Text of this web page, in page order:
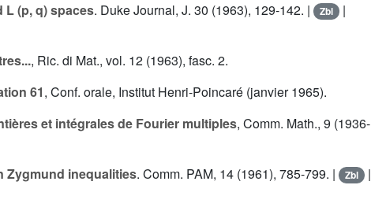
(p, q) spaces. Duke Journal, J. 30 (1963), 129-142. | Zbl |
, Ric. di Mat., vol. 12 (1963), fasc. 2.
61, Conf. orale, Institut Henri-Poincaré (janvier 1965).
et intégrales de Fourier multiples, Comm. Math., 9 (1936-
Zygmund inequalities. Comm. PAM, 14 (1961), 785-799. | Zbl |